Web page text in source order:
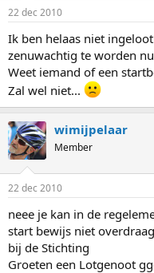
a
r
e
r
t
u
m
22 dec 2010
Ik ben helaas niet
zenuwachtig te worden
Weet iemand of een
Zal wel niet...
wimijpelaar
Member
22 dec 2010
neee je kan in de
start bewijs niet
bij de Stichting
Groeten een Lotgenoot